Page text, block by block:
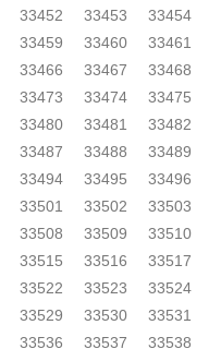
33452 33453
33454
33459 33460
33461
33466 33467
33468
33473 33474
33475
33480 33481
33482
33487 33488
33489
33494 33495
33496
33501 33502
33503
33508 33509
33510
33515 33516
33517
33522 33523
33524
33529 33530
33531
33536 33537
33538